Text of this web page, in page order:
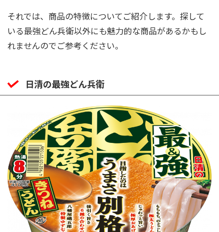
それでは、商品の特徴についてご紹介します。探して
いる最強どん兵衛以外にも魅力的な商品があるかもし
れませんのでご参考ください。
日清の最強どん兵衛